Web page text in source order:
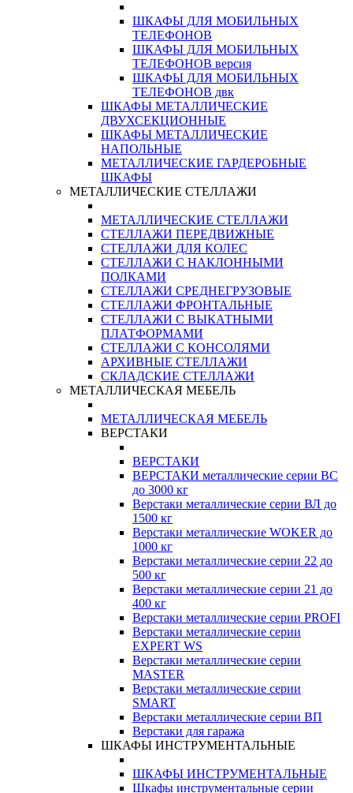
ШКАФЫ ДЛЯ МОБИЛЬНЫХ
ТЕЛЕФОНОВ
ШКАФЫ ДЛЯ МОБИЛЬНЫХ
ТЕЛЕФОНОВ версия
ШКАФЫ ДЛЯ МОБИЛЬНЫХ
ТЕЛЕФОНОВ двк
ШКАФЫ МЕТАЛЛИЧЕСКИЕ
ДВУХСЕКЦИОННЫЕ
ШКАФЫ МЕТАЛЛИЧЕСКИЕ
НАПОЛЬНЫЕ
МЕТАЛЛИЧЕСКИЕ ГАРДЕРОБНЫЕ
ШКАФЫ
МЕТАЛЛИЧЕСКИЕ СТЕЛЛАЖИ
МЕТАЛЛИЧЕСКИЕ СТЕЛЛАЖИ
СТЕЛЛАЖИ ПЕРЕДВИЖНЫЕ
СТЕЛЛАЖИ ДЛЯ КОЛЕС
СТЕЛЛАЖИ С НАКЛОННЫМИ
ПОЛКАМИ
СТЕЛЛАЖИ СРЕДНЕГРУЗОВЫЕ
СТЕЛЛАЖИ ФРОНТАЛЬНЫЕ
СТЕЛЛАЖИ С ВЫКАТНЫМИ
ПЛАТФОРМАМИ
СТЕЛЛАЖИ С КОНСОЛЯМИ
АРХИВНЫЕ СТЕЛЛАЖИ
СКЛАДСКИЕ СТЕЛЛАЖИ
МЕТАЛЛИЧЕСКАЯ МЕБЕЛЬ
МЕТАЛЛИЧЕСКАЯ МЕБЕЛЬ
ВЕРСТАКИ
ВЕРСТАКИ
ВЕРСТАКИ металлические серии ВС
до 3000 кг
Верстаки металлические серии ВЛ до
1500 кг
Верстаки металлические WOKER до
1000 кг
Верстаки металлические серии 22 до
500 кг
Верстаки металлические серии 21 до
400 кг
Верстаки металлические серии PROFI
Верстаки металлические серии
EXPERT WS
Верстаки металлические серии
MASTER
Верстаки металлические серии
SMART
Верстаки металлические серии ВП
Верстаки для гаража
ШКАФЫ ИНСТРУМЕНТАЛЬНЫЕ
ШКАФЫ ИНСТРУМЕНТАЛЬНЫЕ
Шкафы инструментальные серии